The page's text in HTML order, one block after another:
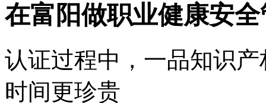
在富阳做职业健康安
认证过程中，一品知识
时间更珍贵